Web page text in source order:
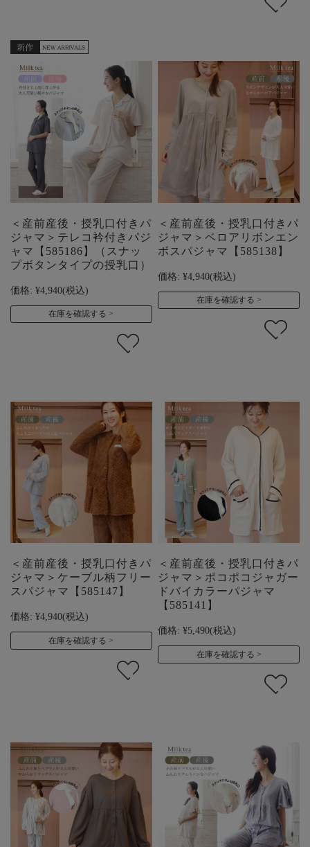
＜産前産後・授乳口付きパ
ジャマ＞テレコ衿付きパジ
ャマ【585186】（スナッ
プボタンタイプの授乳口）
価格: ¥4,940(税込)
在庫を確認する
＜産前産後・授乳口付きパ
ジャマ＞ベロアリボンエン
ボスパジャマ【585138】
価格: ¥4,940(税込)
在庫を確認する
＜産前産後・授乳口付きパ
ジャマ＞ケーブル柄フリー
スパジャマ【585147】
価格: ¥4,940(税込)
在庫を確認する
＜産前産後・授乳口付きパ
ジャマ＞ポコポコジャガー
ドバイカラーパジャマ
【585141】
価格: ¥5,490(税込)
在庫を確認する